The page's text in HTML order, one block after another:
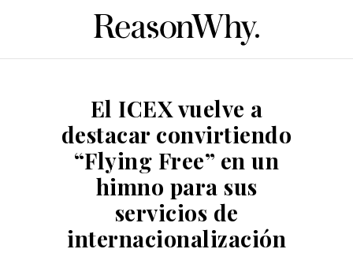
El ICEX vuelve a
destacar convirtiendo
“Flying Free” en un
himno para sus
servicios de
internacionalización